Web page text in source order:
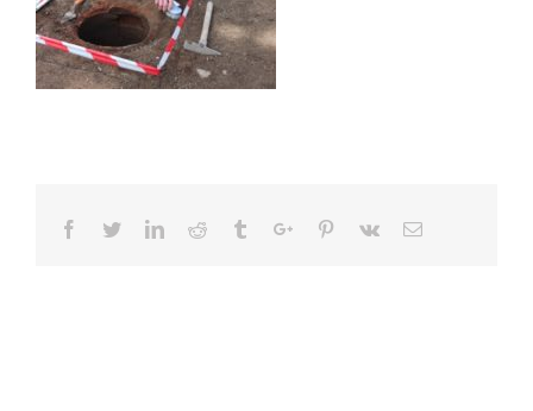
Facebook
TwitterLinkedinReddit TumblrGoogle+Pinterest
Vk Email